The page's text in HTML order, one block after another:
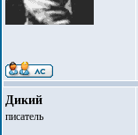
Дикий
писатель